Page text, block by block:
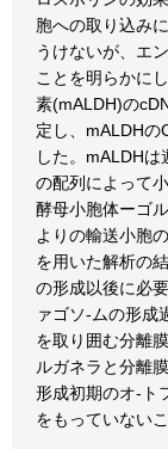
胞への取り込み
うけないが、エ
ことを明らかに
素(mALDH)の
定し、mALDHの
した。mALDHは
の配列によって
酵母小胞体ーゴ
よりの輸送小胞
を用いた解析の
の形成以後に必
ァゴソ-ムの形成
を取り囲む分離
ルガネラと分離
形成初期のオ-ト
をもっていない